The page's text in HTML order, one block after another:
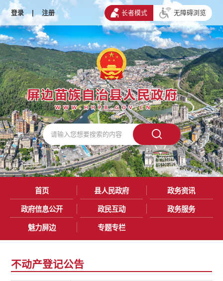
登录 | 注册 长者模式 无障碍浏览
首页 县人民政府 政务资讯
政府信息公开 政民互动 政务服务
魅力屏边 专题专栏
不动产登记公告